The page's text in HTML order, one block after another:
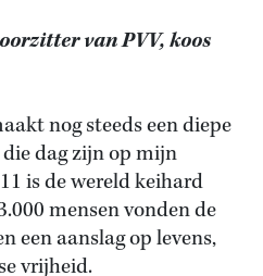
van PVV, koos
nog steeds een diepe
dag zijn op mijn
is de wereld keihard
mensen vonden de
een aanslag op levens,
vrijheid.